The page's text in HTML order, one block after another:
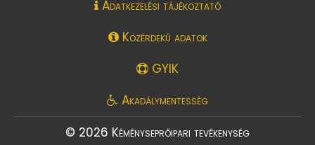
Adatkezelési tájékoztató
Közérdekű adatok
GYIK
Akadálymentesség
© 2026 Kéményseprőipari tevékenység